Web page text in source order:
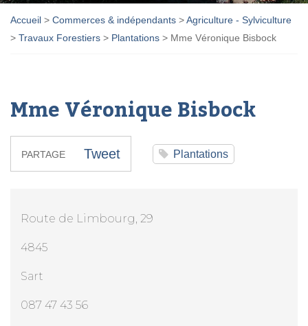
Accueil > Commerces & indépendants >Agriculture - Sylviculture
> Travaux Forestiers > Plantations > Mme Véronique Bisbock
Mme Véronique Bisbock
PARTAGE Tweet Plantations
Route de Limbourg, 29
4845
Sart
087 47 43 56